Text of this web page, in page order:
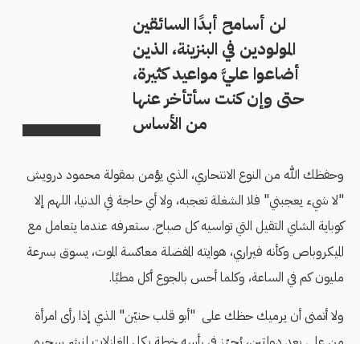
لن أسامح أبدًا السائقين
المولودين في البنزينة، الذين
أضاعوا عليَّ مواعيد كثيرة،
حتى وإن كنت سأتأخر عنها
من الأساس
وحفظك الله من النوع الانتحاري، الذي يؤمن بمقولة محمود درويش
"لا شيء يعجبني" فلا الشغلة تعجبه، ولا أي حاجة في الدنيا، اللهم إلا
كوباية الشاي التقيل التي تواسيه كل صباح. ستعرفه عندما يتعامل مع
الميكروباص وكأنه فيراري، هوايته المفضلة معاكسة الموت، يسوق بسرعة
مليون كم في الساعة، وكلما أحس بالجوع أكل مطبًا.
ولا أتمنى أن يرميك حظك على "أبو قلب حنيّن" الذي إذا رأى امرأة